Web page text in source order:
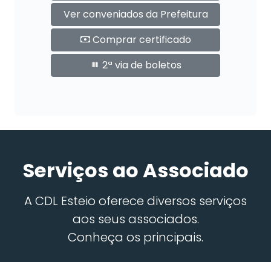
Ver conveniados da Prefeitura
Comprar certificado
2ª via de boletos
Serviços ao Associado
A CDL Esteio oferece diversos serviços
aos seus associados.
Conheça os principais.